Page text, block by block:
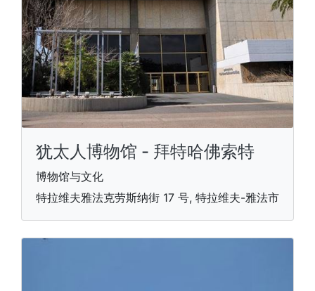
犹太人博物馆 - 拜特哈佛索特
博物馆与文化
特拉维夫雅法克劳斯纳街 17 号, 特拉维夫-雅法市